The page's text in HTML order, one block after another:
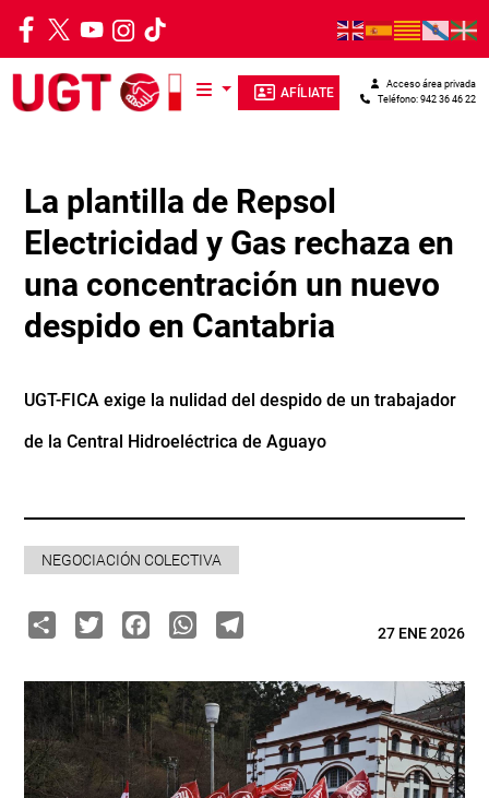
Pasar al contenido principal
AFÍLIATE Teléfono: 942 36 46 22
Acceso área privada
La plantilla de Repsol
Electricidad y Gas rechaza en
una concentración un nuevo
despido en Cantabria
UGT-FICA exige la nulidad del despido de un trabajador
de la Central Hidroeléctrica de Aguayo
NEGOCIACIÓN COLECTIVA
ShareTwitterFacebook
WhatsApp
Telegram27 ENE 2026